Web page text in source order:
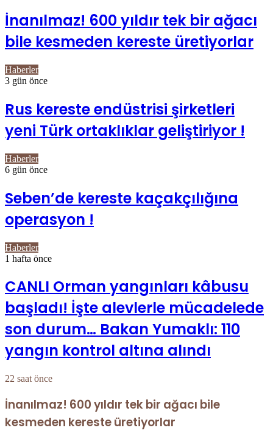
İnanılmaz! 600 yıldır tek bir ağacı
bile kesmeden kereste üretiyorlar
Haberler
3 gün önce
Rus kereste endüstrisi şirketleri
yeni Türk ortaklıklar geliştiriyor !
Haberler
6 gün önce
Seben’de kereste kaçakçılığına
operasyon !
Haberler
1 hafta önce
CANLI Orman yangınları kâbusu
başladı! İşte alevlerle mücadelede
son durum… Bakan Yumaklı: 110
yangın kontrol altına alındı
22 saat önce
İnanılmaz! 600 yıldır tek bir ağacı bile
kesmeden kereste üretiyorlar